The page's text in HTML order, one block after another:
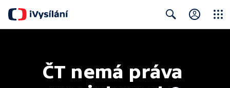
ČT nemá práva